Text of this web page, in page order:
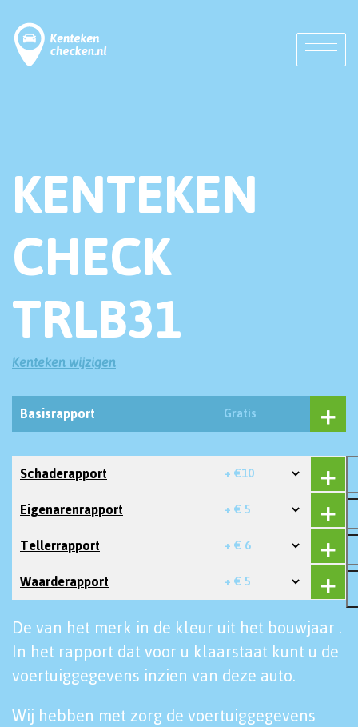
KENTEKEN
CHECK
TRLB31
Kenteken wijzigen
Basisrapport Gratis
Schaderapport + €10
Eigenarenrapport + € 5
Tellerrapport + € 6
Waarderapport + € 5
De van het merk in de kleur uit het bouwjaar .
In het rapport dat voor u klaarstaat kunt u de
voertuiggegevens inzien van deze auto.
Wij hebben met zorg de voertuiggegevens